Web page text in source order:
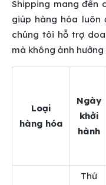
Shipping mang đến
giúp hàng hóa luôn
chúng tôi hỗ trợ
mà không ảnh
Loại
hàng hóa
Ngày
khởi
hành
Thứ